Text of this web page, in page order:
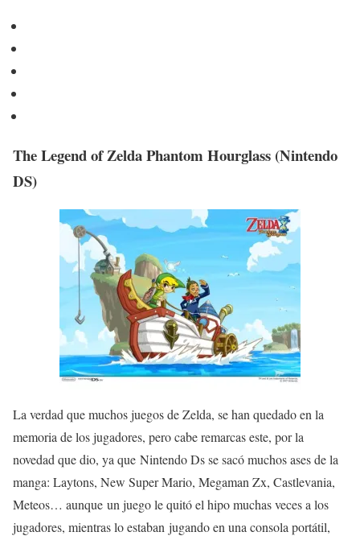
The Legend of Zelda Phantom Hourglass (Nintendo
DS)
La verdad que muchos juegos de Zelda, se han quedado en la
memoria de los jugadores, pero cabe remarcas este, por la
novedad que dio, ya que Nintendo Ds se sacó muchos ases de la
manga: Laytons, New Super Mario, Megaman Zx, Castlevania,
Meteos… aunque un juego le quitó el hipo muchas veces a los
jugadores, mientras lo estaban jugando en una consola portátil,